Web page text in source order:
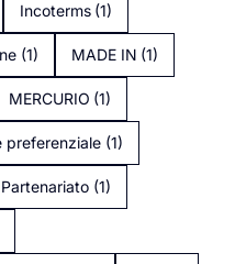
Incoterms (1)
(1) MADE IN (1)
MERCURIO (1)
preferenziale (1)
Partenariato (1)